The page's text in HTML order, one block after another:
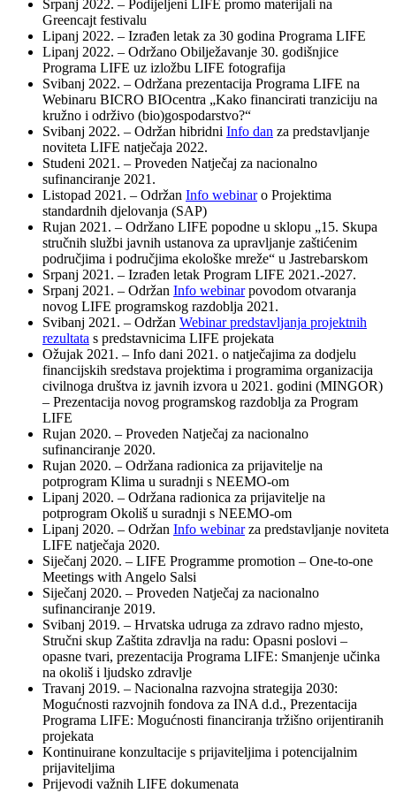
Srpanj 2022. – Podijeljeni LIFE promo materijali na
Greencajt festivalu
Lipanj 2022. – Izrađen letak za 30 godina Programa LIFE
Lipanj 2022. – Održano Obilježavanje 30. godišnjice
Programa LIFE uz izložbu LIFE fotografija
Svibanj 2022. – Održana prezentacija Programa LIFE na
Webinaru BICRO BIOcentra „Kako financirati tranziciju na
kružno i održivo (bio)gospodarstvo?“
Svibanj 2022. – Održan hibridni Info dan za predstavljanje
noviteta LIFE natječaja 2022.
Studeni 2021. – Proveden Natječaj za nacionalno
sufinanciranje 2021.
Listopad 2021. – Održan Info webinaro Projektima
standardnih djelovanja (SAP)
Rujan 2021. – Održano LIFE popodne u sklopu „15. Skupa
stručnih službi javnih ustanova za upravljanje zaštićenim
područjima i područjima ekološke mreže“ u Jastrebarskom
Srpanj 2021. – Izrađen letak Program LIFE 2021.-2027.
Srpanj 2021. – Održan Info webinarpovodom otvaranja
novog LIFE programskog razdoblja 2021.
Svibanj 2021. – Održan Webinar predstavljanja projektnih
rezultata s predstavnicima LIFE projekata
Ožujak 2021. – Info dani 2021. o natječajima za dodjelu
financijskih sredstava projektima i programima organizacija
civilnoga društva iz javnih izvora u 2021. godini (MINGOR)
– Prezentacija novog programskog razdoblja za Program
LIFE
Rujan 2020. – Proveden Natječaj za nacionalno
sufinanciranje 2020.
Rujan 2020. – Održana radionica za prijavitelje na
potprogram Klima u suradnji s NEEMO-om
Lipanj 2020. – Održana radionica za prijavitelje na
potprogram Okoliš u suradnji s NEEMO-om
Lipanj 2020. – Održan Info webinar za predstavljanje noviteta
LIFE natječaja 2020.
Siječanj 2020. – LIFE Programme promotion – One-to-one
Meetings with Angelo Salsi
Siječanj 2020. – Proveden Natječaj za nacionalno
sufinanciranje 2019.
Svibanj 2019. – Hrvatska udruga za zdravo radno mjesto,
Stručni skup Zaštita zdravlja na radu: Opasni poslovi –
opasne tvari, prezentacija Programa LIFE: Smanjenje učinka
na okoliš i ljudsko zdravlje
Travanj 2019. – Nacionalna razvojna strategija 2030:
Mogućnosti razvojnih fondova za INA d.d., Prezentacija
Programa LIFE: Mogućnosti financiranja tržišno orijentiranih
projekata
Kontinuirane konzultacije s prijaviteljima i potencijalnim
prijaviteljima
Prijevodi važnih LIFE dokumenata